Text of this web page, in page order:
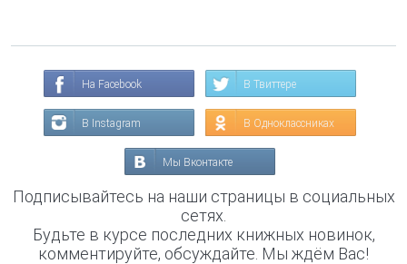
На Facebook В Твиттере
В Instagram В Одноклассниках
Мы Вконтакте
Подписывайтесь на наши страницы в социальных
сетях.
Будьте в курсе последних книжных новинок,
комментируйте, обсуждайте. Мы ждём Вас!